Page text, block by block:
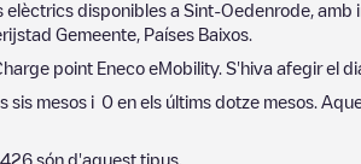
elèctrics disponibles a Sint-Oedenrode ,
Gemeente Países Baixos
point Eneco eMobility. S'hiva afegir el
sis mesos i 0 en els últims dotze mesos.
426 són d'aquest tipus.